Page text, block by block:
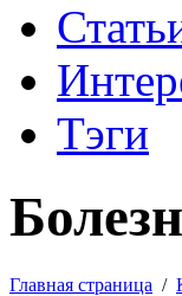
Тэги
Главная страница /